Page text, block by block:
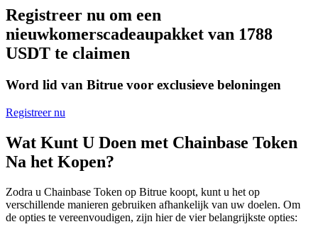
Registreer nu om een
nieuwkomerscadeaupakket van 1788
USDT te claimen
Word lid van Bitrue voor exclusieve beloningen
Registreer nu
Wat Kunt U Doen met Chainbase Token
Na het Kopen?
Zodra u Chainbase Token op Bitrue koopt, kunt u het op
verschillende manieren gebruiken afhankelijk van uw doelen. Om
de opties te vereenvoudigen, zijn hier de vier belangrijkste opties: